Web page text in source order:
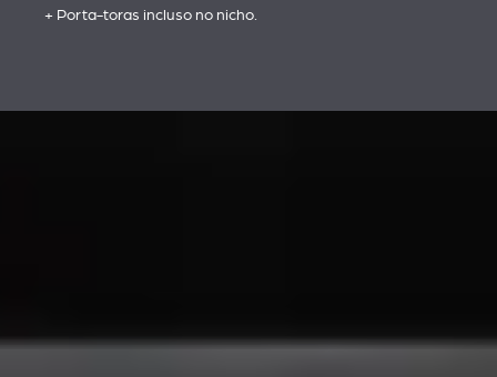
+ Porta-toras incluso no nicho.